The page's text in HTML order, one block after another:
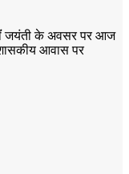
जयंती के अवसर पर आज
आवास पर